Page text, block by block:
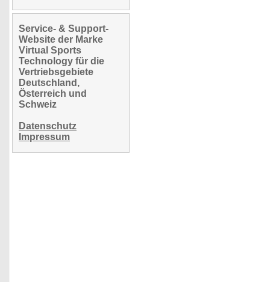
Service- & Support-
Website der Marke
Virtual Sports
Technology für die
Vertriebsgebiete
Deutschland,
Österreich und
Schweiz
Datenschutz
Impressum